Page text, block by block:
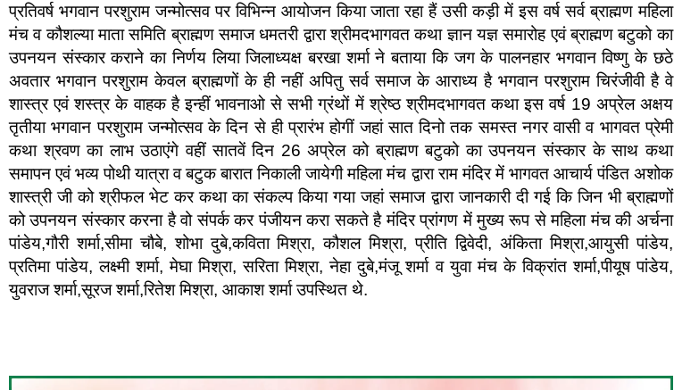
प्रतिवर्ष भगवान परशुराम जन्मोत्सव पर विभिन्न आयोजन किया जाता रहा हैं उसी कड़ी में इस वर्ष सर्व ब्राह्मण महिला
मंच व कौशल्या माता समिति ब्राह्मण समाज धमतरी द्वारा श्रीमदभागवत कथा ज्ञान यज्ञ समारोह एवं ब्राह्मण बटुको का
उपनयन संस्कार कराने का निर्णय लिया जिलाध्यक्ष बरखा शर्मा ने बताया कि जग के पालनहार भगवान विष्णु के छठे
अवतार भगवान परशुराम केवल ब्राह्मणों के ही नहीं अपितु सर्व समाज के आराध्य है भगवान परशुराम चिरंजीवी है वे
शास्त्र एवं शस्त्र के वाहक है इन्हीं भावनाओ से सभी ग्रंथों में श्रेष्ठ श्रीमदभागवत कथा इस वर्ष 19 अप्रेल अक्षय
तृतीया भगवान परशुराम जन्मोत्सव के दिन से ही प्रारंभ होगीं जहां सात दिनो तक समस्त नगर वासी व भागवत प्रेमी
कथा श्रवण का लाभ उठाएंगे वहीं सातवें दिन 26 अप्रेल को ब्राह्मण बटुको का उपनयन संस्कार के साथ कथा
समापन एवं भव्य पोथी यात्रा व बटुक बारात निकाली जायेगी महिला मंच द्वारा राम मंदिर में भागवत आचार्य पंडित अशोक
शास्त्री जी को श्रीफल भेट कर कथा का संकल्प किया गया जहां समाज द्वारा जानकारी दी गई कि जिन भी ब्राह्मणों
को उपनयन संस्कार करना है वो संपर्क कर पंजीयन करा सकते है मंदिर प्रांगण में मुख्य रूप से महिला मंच की अर्चना
पांडेय,गौरी शर्मा,सीमा चौबे, शोभा दुबे,कविता मिश्रा, कौशल मिश्रा, प्रीति द्विवेदी, अंकिता मिश्रा,आयुसी पांडेय,
प्रतिमा पांडेय, लक्ष्मी शर्मा, मेघा मिश्रा, सरिता मिश्रा, नेहा दुबे,मंजू शर्मा व युवा मंच के विक्रांत शर्मा,पीयूष पांडेय,
युवराज शर्मा,सूरज शर्मा,रितेश मिश्रा, आकाश शर्मा उपस्थित थे.